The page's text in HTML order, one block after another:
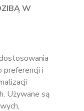
W
i
Używane są